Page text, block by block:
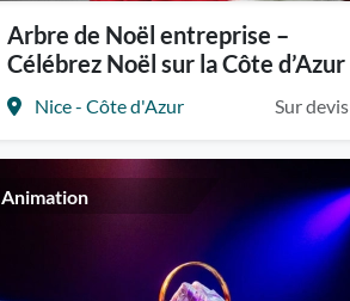
Arbre de Noël entreprise –
Célébrez Noël sur la Côte d’Azur
Nice - Côte d'Azur Sur devis
Animation